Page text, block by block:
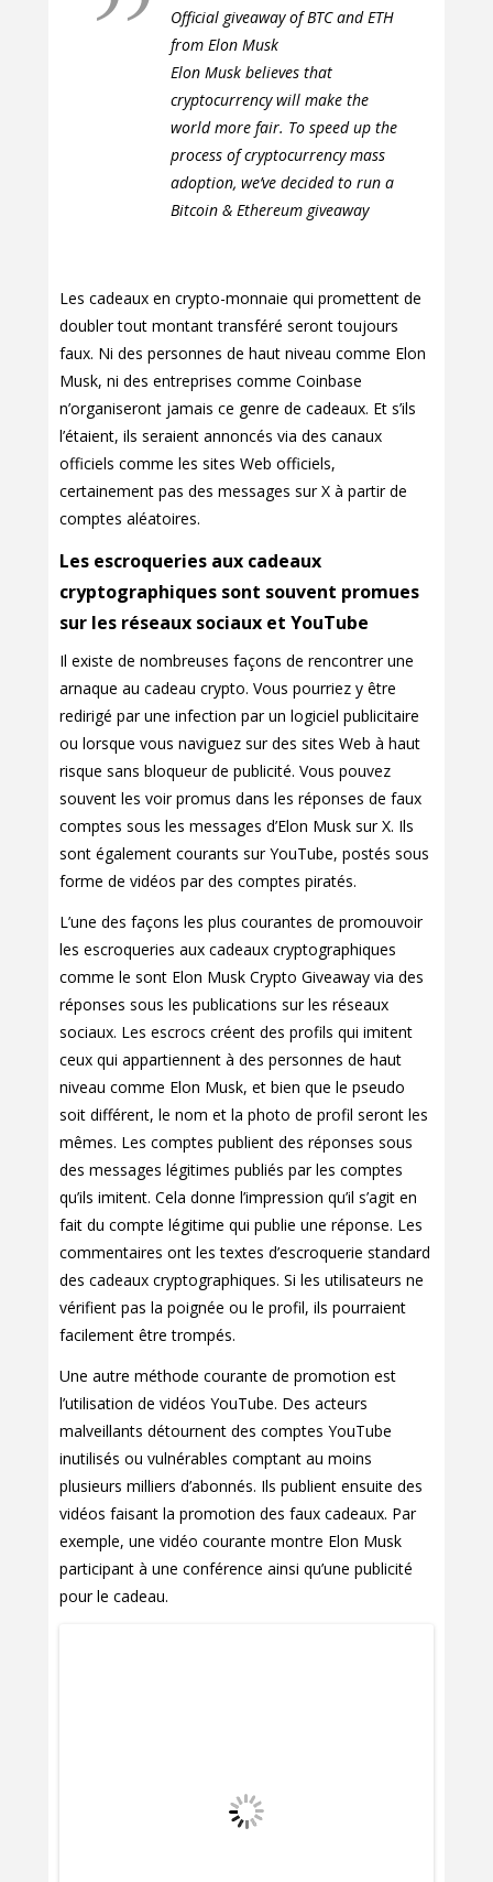
Official giveaway of BTC and ETH
from Elon Musk
Elon Musk believes that
cryptocurrency will make the
world more fair. To speed up the
process of cryptocurrency mass
adoption, we’ve decided to run a
Bitcoin & Ethereum giveaway
Les cadeaux en crypto-monnaie qui promettent de
doubler tout montant transféré seront toujours
faux. Ni des personnes de haut niveau comme Elon
Musk, ni des entreprises comme Coinbase
n’organiseront jamais ce genre de cadeaux. Et s’ils
l’étaient, ils seraient annoncés via des canaux
officiels comme les sites Web officiels,
certainement pas des messages sur X à partir de
comptes aléatoires.
Les escroqueries aux cadeaux
cryptographiques sont souvent promues
sur les réseaux sociaux et YouTube
Il existe de nombreuses façons de rencontrer une
arnaque au cadeau crypto. Vous pourriez y être
redirigé par une infection par un logiciel publicitaire
ou lorsque vous naviguez sur des sites Web à haut
risque sans bloqueur de publicité. Vous pouvez
souvent les voir promus dans les réponses de faux
comptes sous les messages d’Elon Musk sur X. Ils
sont également courants sur YouTube, postés sous
forme de vidéos par des comptes piratés.
L’une des façons les plus courantes de promouvoir
les escroqueries aux cadeaux cryptographiques
comme le sont Elon Musk Crypto Giveaway via des
réponses sous les publications sur les réseaux
sociaux. Les escrocs créent des profils qui imitent
ceux qui appartiennent à des personnes de haut
niveau comme Elon Musk, et bien que le pseudo
soit différent, le nom et la photo de profil seront les
mêmes. Les comptes publient des réponses sous
des messages légitimes publiés par les comptes
qu’ils imitent. Cela donne l’impression qu’il s’agit en
fait du compte légitime qui publie une réponse. Les
commentaires ont les textes d’escroquerie standard
des cadeaux cryptographiques. Si les utilisateurs ne
vérifient pas la poignée ou le profil, ils pourraient
facilement être trompés.
Une autre méthode courante de promotion est
l’utilisation de vidéos YouTube. Des acteurs
malveillants détournent des comptes YouTube
inutilisés ou vulnérables comptant au moins
plusieurs milliers d’abonnés. Ils publient ensuite des
vidéos faisant la promotion des faux cadeaux. Par
exemple, une vidéo courante montre Elon Musk
participant à une conférence ainsi qu’une publicité
pour le cadeau.